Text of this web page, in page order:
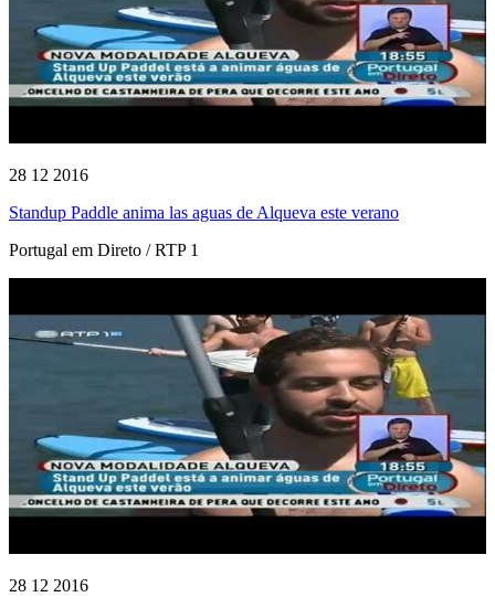
28 12 2016
Standup Paddle anima las aguas de Alqueva este verano
Portugal em Direto / RTP 1
28 12 2016